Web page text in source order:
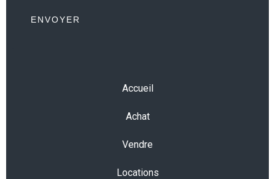
ENVOYER
Accueil
Achat
Vendre
Locations